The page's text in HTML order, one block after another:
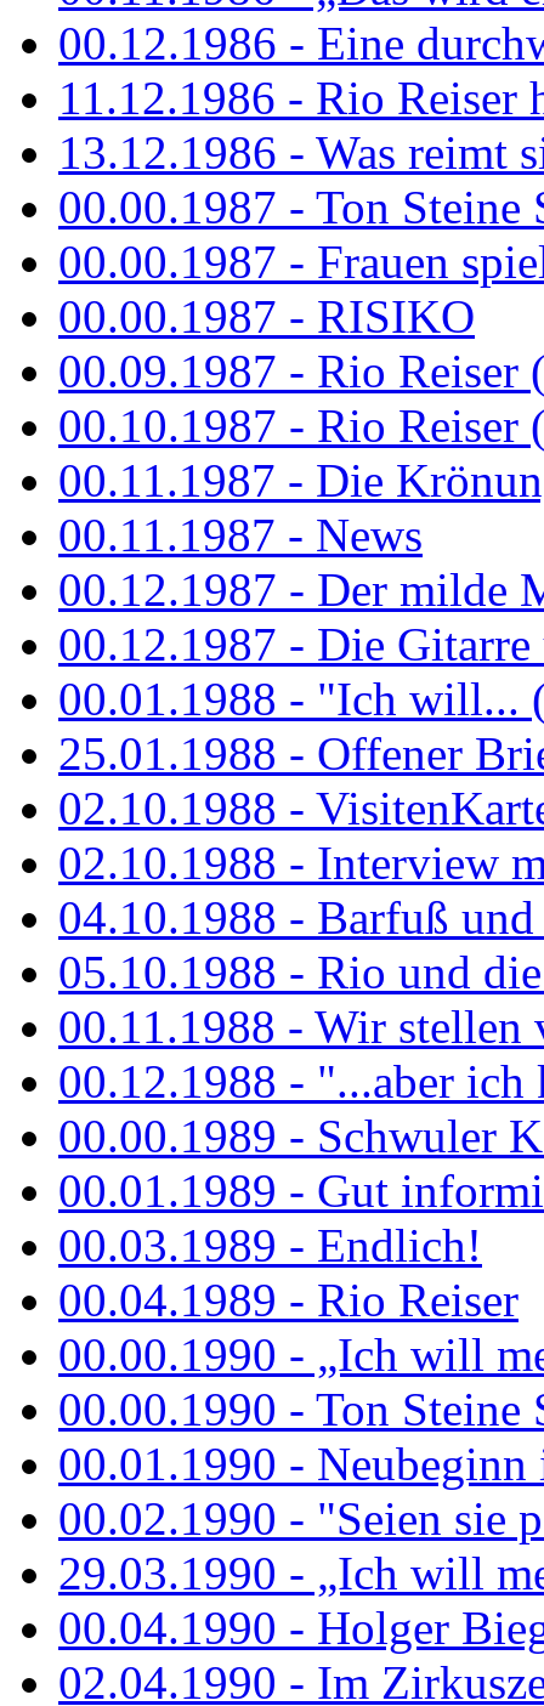
00.12.1986 - Eine
11.12.1986 - Rio Reiser
13.12.1986 - Was reimt
00.00.1987 - Ton Steine
00.00.1987 - Frauen
00.00.1987 - RISIKO
00.09.1987 - Rio Reiser
00.10.1987 - Rio Reiser
00.11.1987 - Die
00.11.1987 - News
00.12.1987 - Der milde
00.12.1987 - Die Gitarre
00.01.1988 - "Ich will...
25.01.1988 - Offener
02.10.1988 -
02.10.1988 - Interview
04.10.1988 - Barfuß und
05.10.1988 - Rio und
00.11.1988 - Wir stellen
00.12.1988 - "...aber ich
00.00.1989 - Schwuler
00.01.1989 - Gut
00.03.1989 - Endlich!
00.04.1989 - Rio Reiser
00.00.1990 - „Ich will
00.00.1990 - Ton Steine
00.01.1990 -
00.02.1990 - "Seien sie
29.03.1990 - „Ich will
00.04.1990 - Holger
02.04.1990 - Im